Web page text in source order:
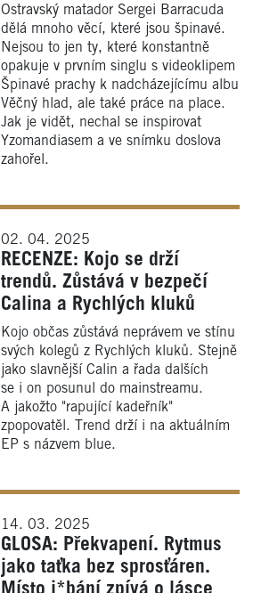
Ostravský matador Sergei Barracuda
dělá mnoho věcí, které jsou špinavé.
Nejsou to jen ty, které konstantně
opakuje v prvním singlu s videoklipem
Špinavé prachy k nadcházejícímu albu
Věčný hlad, ale také práce na place.
Jak je vidět, nechal se inspirovat
Yzomandiasem a ve snímku doslova
zahořel.
02. 04. 2025
RECENZE: Kojo se drží
trendů. Zůstává v bezpečí
Calina a Rychlých kluků
Kojo občas zůstává neprávem ve stínu
svých kolegů z Rychlých kluků. Stejně
jako slavnější Calin a řada dalších
se i on posunul do mainstreamu.
A jakožto "rapující kadeřník"
zpopovatěl. Trend drží i na aktuálním
EP s názvem blue.
14. 03. 2025
GLOSA: Překvapení. Rytmus
jako taťka bez sprosťáren.
Místo j*bání zpívá o lásce